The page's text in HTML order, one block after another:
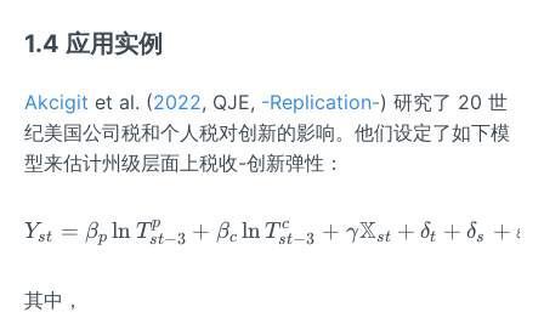
1.4 应用实例
Akcigit et al. (2022, QJE, -Replication-) 研究了 20 世
纪美国公司税和个人税对创新的影响。他们设定了如下模
型来估计州级层面上税收-创新弹性：
Y_{s t} = \beta_{p} \ln
Yst = βp ln Tst−3
p + βc lnTst−3
c + γXst + δt + δs + ε
其中，